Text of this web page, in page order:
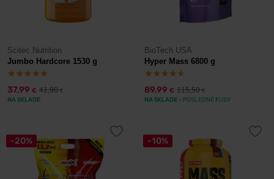
Scitec Nutrition
Jumbo Hardcore 1530 g
37,99 € 41,90€
NA SKLADE
BioTech USA
Hyper Mass 6800 g
89,99 € 115,50€
NA SKLADE - POSLEDNÉ KUSY
-20% -10%